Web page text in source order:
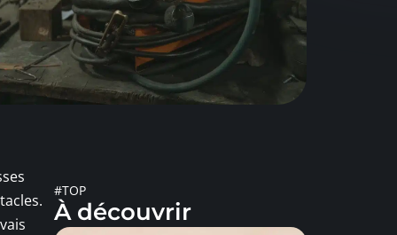
#TOP
À découvrir